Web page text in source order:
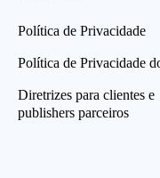
Política de Privacidade
Política de Privacidade
Diretrizes para clientes e
publishers parceiros